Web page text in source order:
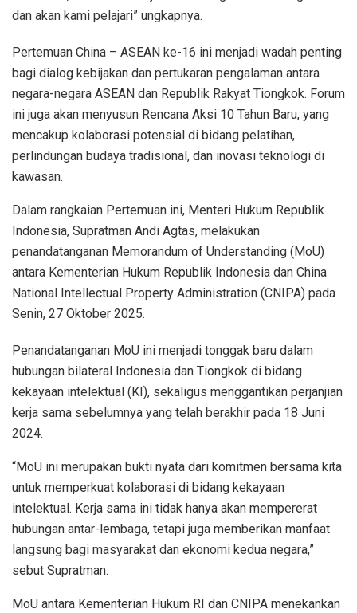
dan akan kami pelajari” ungkapnya.
Pertemuan China – ASEAN ke-16 ini menjadi wadah penting
bagi dialog kebijakan dan pertukaran pengalaman antara
negara-negara ASEAN dan Republik Rakyat Tiongkok. Forum
ini juga akan menyusun Rencana Aksi 10 Tahun Baru, yang
mencakup kolaborasi potensial di bidang pelatihan,
perlindungan budaya tradisional, dan inovasi teknologi di
kawasan.
Dalam rangkaian Pertemuan ini, Menteri Hukum Republik
Indonesia, Supratman Andi Agtas, melakukan
penandatanganan Memorandum of Understanding (MoU)
antara Kementerian Hukum Republik Indonesia dan China
National Intellectual Property Administration (CNIPA) pada
Senin, 27 Oktober 2025.
Penandatanganan MoU ini menjadi tonggak baru dalam
hubungan bilateral Indonesia dan Tiongkok di bidang
kekayaan intelektual (KI), sekaligus menggantikan perjanjian
kerja sama sebelumnya yang telah berakhir pada 18 Juni
2024.
“MoU ini merupakan bukti nyata dari komitmen bersama kita
untuk memperkuat kolaborasi di bidang kekayaan
intelektual. Kerja sama ini tidak hanya akan mempererat
hubungan antar-lembaga, tetapi juga memberikan manfaat
langsung bagi masyarakat dan ekonomi kedua negara,”
sebut Supratman.
MoU antara Kementerian Hukum RI dan CNIPA menekankan